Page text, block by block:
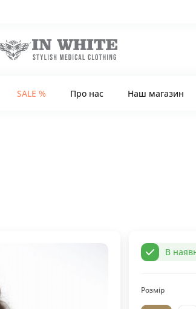
SALE % Про нас Наш магазин
В
Розмір